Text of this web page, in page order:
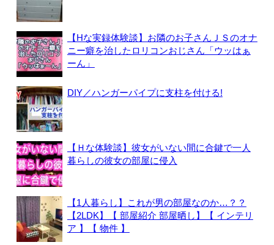
【Hな実録体験談】お隣のお子さんＪＳのオナ
ニー癖を治したロリコンおじさん「ウッはぁ
ーん」
DIY／ハンガーパイプに支柱を付ける!
【Ｈな体験談】彼女がいない間に合鍵で一人
暮らしの彼女の部屋に侵入
【1人暮らし】これが男の部屋なのか…？？
【2LDK】【 部屋紹介 部屋晒し】【 インテリ
ア 】【 物件 】